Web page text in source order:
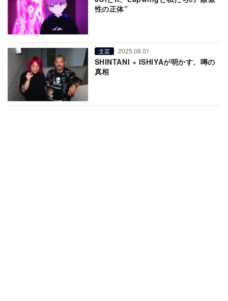
性の正体”
文芸 2025.08.01
SHINTANI × ISHIYAが明かす、噂の
真相